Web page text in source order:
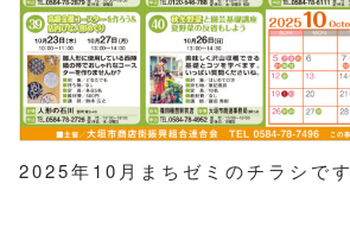
2025年10月まちゼミのチラシです